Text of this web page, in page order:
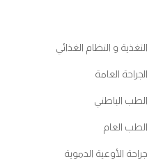
التغذية و النظام الغذائي
الجراحة العامة
الطب الباطني
الطب العام
جراحة الأوعية الدموية